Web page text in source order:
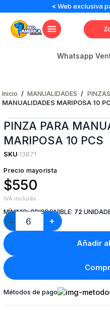
« Web exclusiva
Whatsapp
Inicio / MANUALIDADES /
MANUALIDADES MARIPOSA 10
PINZA PARA
MARIPOSA 10 PCS
SKU 13871
Precio mayorista
$550
IVA incluido
MÍNIMO:6DISPONIBLE: 72
−
PARA
MANUALIDADES
MARIPOSA
+
Añadir
Métodos de pago